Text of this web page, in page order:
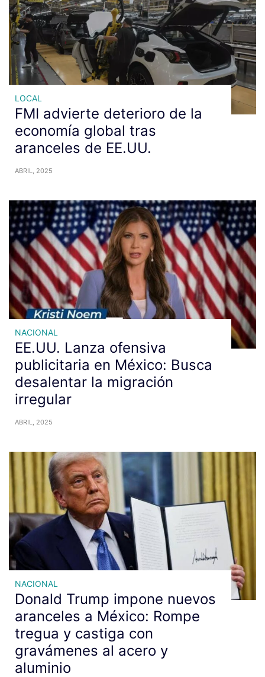
LOCAL
FMI advierte deterioro de la
economía global tras
aranceles de EE.UU.
ABRIL, 2025
NACIONAL
EE.UU. Lanza ofensiva
publicitaria en México: Busca
desalentar la migración
irregular
ABRIL, 2025
NACIONAL
Donald Trump impone nuevos
aranceles a México: Rompe
tregua y castiga con
gravámenes al acero y
aluminio